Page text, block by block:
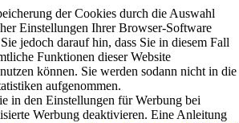
der Cookies durch die Auswahl
Einstellungen Ihrer Browser-Software
jedoch darauf hin, dass Sie in diesem Fall
Funktionen dieser Website
können. Sie werden sodann nicht in die
aufgenommen.
in den Einstellungen für Werbung bei
Werbung deaktivieren. Eine Anleitung